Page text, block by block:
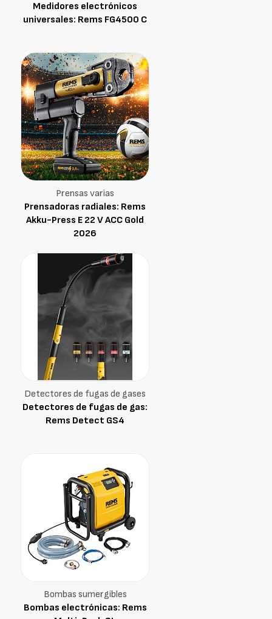
Medidores electrónicos
universales: Rems FG4500 C
Prensas varias
Prensadoras radiales: Rems
Akku-Press E 22 V ACC Gold
2026
Detectores de fugas de gases
Detectores de fugas de gas:
Rems Detect GS4
Bombas sumergibles
Bombas electrónicas: Rems